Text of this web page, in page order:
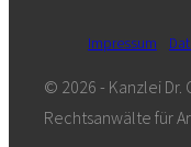
Impressum
© 2026 - Kanzlei
Rechtsanwälte für